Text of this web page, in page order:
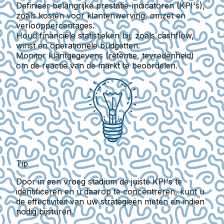
Definieer belangrijke prestatie-indicatoren (KPI's),
zoals kosten voor klantenwerving, omzet en
verlooppercentages.
Houd financiële statistieken bij, zoals cashflow,
winst en operationele budgetten.
Monitor klantgegevens (retentie, tevredenheid)
om de reactie van de markt te beoordelen.
Tip
Door in een vroeg stadium de juiste KPI's te
identificeren en u daarop te concentreren, kunt u
de effectiviteit van uw strategieën meten en indien
nodig bijsturen.